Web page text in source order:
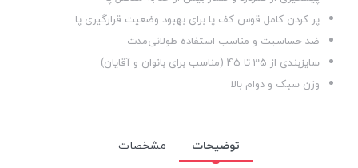
پر کردن کامل قوس کف پا برای بهبود وضعیت قرارگیری پا
ضد حساسیت و مناسب استفاده طولانی‌مدت
سایزبندی از 35 تا 45 (مناسب برای بانوان و آقایان)
وزن سبک و دوام بالا
توضیحات مشخصات